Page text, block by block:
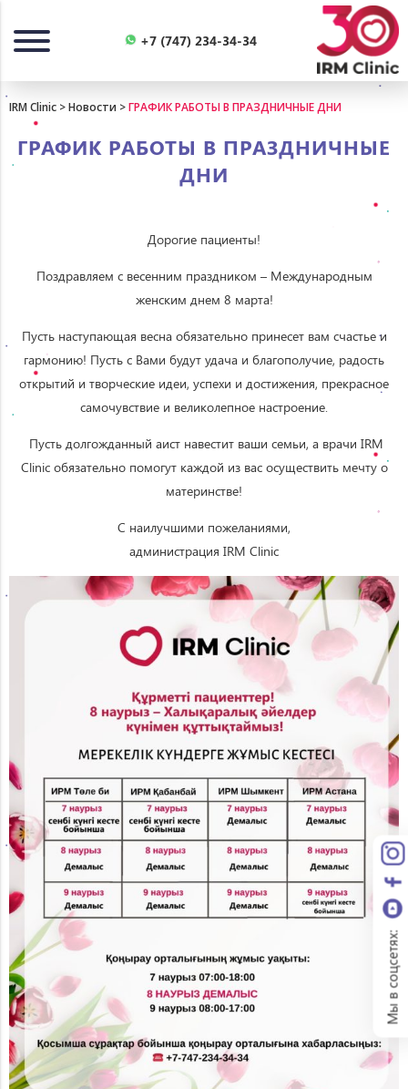
+7 (747) 234-34-34
IRM Clinic >Новости >ГРАФИК РАБОТЫ В ПРАЗДНИЧНЫЕ ДНИ
ГРАФИК РАБОТЫ В ПРАЗДНИЧНЫЕ
ДНИ
Дорогие пациенты!
Поздравляем с весенним праздником – Международным
женским днем 8 марта!
Пусть наступающая весна обязательно принесет вам счастье и
гармонию! Пусть с Вами будут удача и благополучие, радость
открытий и творческие идеи, успехи и достижения, прекрасное
самочувствие и великолепное настроение.
Пусть долгожданный аист навестит ваши семьи, а врачи IRM
Clinic обязательно помогут каждой из вас осуществить мечту о
материнстве!
С наилучшими пожеланиями,
администрация IRM Clinic
Мы в соцсетях: